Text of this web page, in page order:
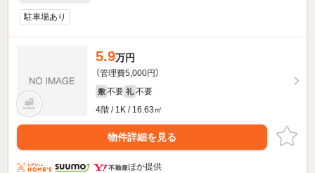
駐車場あり
5.9万円
（管理費5,000円）
敷 不要 礼 不要
4階 / 1K / 16.63㎡
物件詳細を見る
ほか提供